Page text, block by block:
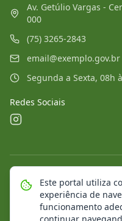
Av. Getúlio Vargas -
000
(75) 3265-2843
email@exemplo.gov.br
Segunda a Sexta, 08h
Redes Sociais
© 2026 Portal
Mapa do Site
Este portal utiliza
experiência de
funcionamento